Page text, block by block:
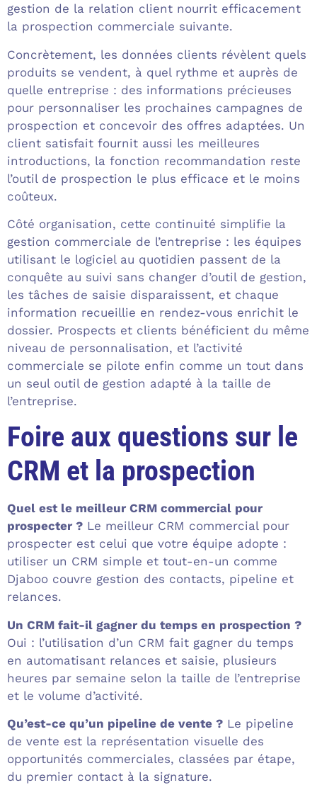
gestion de la relation client nourrit efficacement
la prospection commerciale suivante.
Concrètement, les données clients révèlent quels
produits se vendent, à quel rythme et auprès de
quelle entreprise : des informations précieuses
pour personnaliser les prochaines campagnes de
prospection et concevoir des offres adaptées. Un
client satisfait fournit aussi les meilleures
introductions, la fonction recommandation reste
l’outil de prospection le plus efficace et le moins
coûteux.
Côté organisation, cette continuité simplifie la
gestion commerciale de l’entreprise : les équipes
utilisant le logiciel au quotidien passent de la
conquête au suivi sans changer d’outil de gestion,
les tâches de saisie disparaissent, et chaque
information recueillie en rendez-vous enrichit le
dossier. Prospects et clients bénéficient du même
niveau de personnalisation, et l’activité
commerciale se pilote enfin comme un tout dans
un seul outil de gestion adapté à la taille de
l’entreprise.
Foire aux questions sur le
CRM et la prospection
Quel est le meilleur CRM commercial pour
prospecter ? Le meilleur CRM commercial pour
prospecter est celui que votre équipe adopte :
utiliser un CRM simple et tout-en-un comme
Djaboo couvre gestion des contacts, pipeline et
relances.
Un CRM fait-il gagner du temps en prospection ?
Oui : l’utilisation d’un CRM fait gagner du temps
en automatisant relances et saisie, plusieurs
heures par semaine selon la taille de l’entreprise
et le volume d’activité.
Qu’est-ce qu’un pipeline de vente ? Le pipeline
de vente est la représentation visuelle des
opportunités commerciales, classées par étape,
du premier contact à la signature.